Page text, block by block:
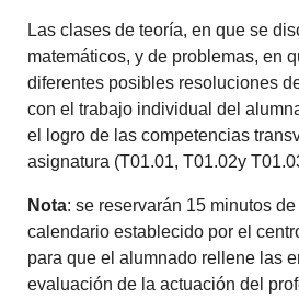
Las clases de teoría, en que se
matemáticos, y de problemas,en
diferentes posibles resoluciones
con el trabajo individual del
el logro de las competencias
asignatura (T01.01, T01.02y
Nota: se reservarán 15 minutos
calendario establecido por el
para que el alumnado rellene las
evaluación de la actuación del